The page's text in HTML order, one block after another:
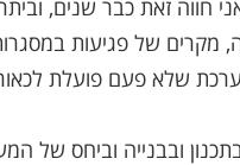
חווה זאת כבר שנים,
של פגיעות במסגרות
שלא פעם פועלת
ובבנייה וביחס של